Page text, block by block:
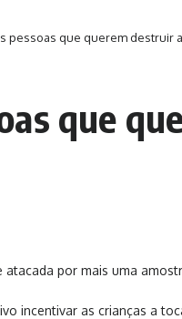
pessoas que querem destruir
que
por mais uma
incentivar as crianças a